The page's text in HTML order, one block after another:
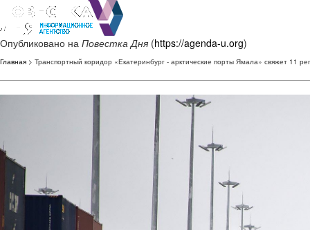
Опубликовано на Повестка Дня (https://agenda-u.org)
Главная > Транспортный коридор «Екатеринбург - арктические порты Ямала» свяжет 11